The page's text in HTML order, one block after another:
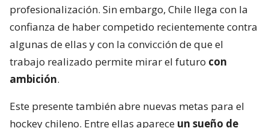
profesionalización. Sin embargo, Chile llega con la
confianza de haber competido recientemente contra
algunas de ellas y con la convicción de que el
trabajo realizado permite mirar el futuro con
ambición.
Este presente también abre nuevas metas para el
hockey chileno. Entre ellas aparece un sueño de